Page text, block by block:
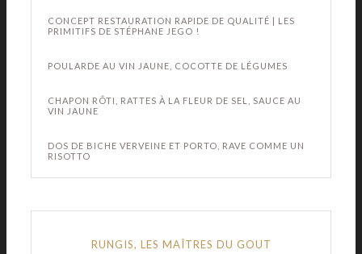
CONCEPT RESTAURATION RAPIDE DE QUALITÉ | LES
PRIMITIFS DE STÉPHANE JEGO !
POULARDE AU VIN JAUNE, COCOTTE DE LÉGUMES
CHAPON RÔTI, RATTES À LA FLEUR DE SEL, SAUCE AU
VIN JAUNE
DOS DE BICHE VERVEINE ET PORTO, RAVE COMME UN
RISOTTO
RUNGIS, LES MAÎTRES DU GOUT